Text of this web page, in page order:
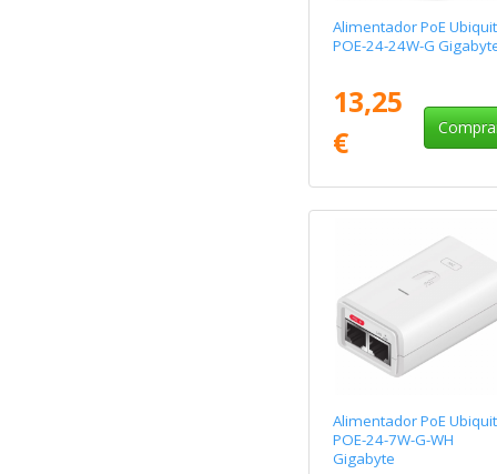
Alimentador PoE
POE-24-24W-G
13,25
€
Alimentador PoE
POE-24-7W-G-WH
Gigabyte